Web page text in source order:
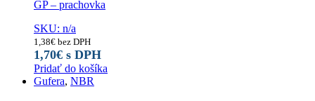
GP – prachovka
SKU: n/a
1,38€ bez DPH
1,70€ s DPH
Pridať do košíka
Gufera, NBR